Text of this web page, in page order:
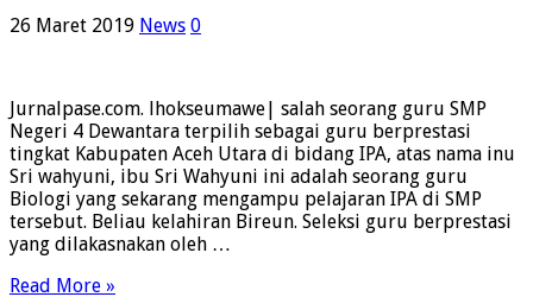
26 Maret 2019 News 0
Jurnalpase.com. lhokseumawe| salah seorang guru SMP
Negeri 4 Dewantara terpilih sebagai guru berprestasi
tingkat Kabupaten Aceh Utara di bidang IPA, atas nama inu
Sri wahyuni, ibu Sri Wahyuni ini adalah seorang guru
Biologi yang sekarang mengampu pelajaran IPA di SMP
tersebut. Beliau kelahiran Bireun. Seleksi guru berprestasi
yang dilakasnakan oleh …
Read More »